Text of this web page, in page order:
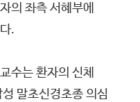
의 좌측 서혜부에
.
수는 환자의 신체
말초신경초종 의심